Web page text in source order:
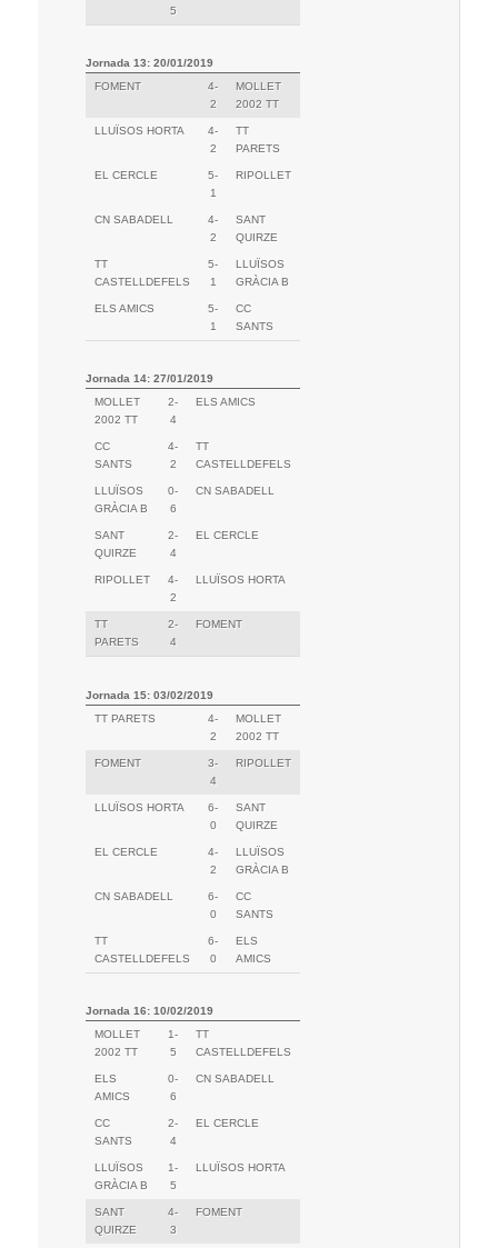
5
Jornada 13: 20/01/2019
FOMENT
4-
2
MOLLET
2002 TT
LLUÏSOS HORTA
4-
2
TT
PARETS
EL CERCLE
5-
1
RIPOLLET
CN SABADELL
4-
2
SANT
QUIRZE
TT
CASTELLDEFELS
5-
1
LLUÏSOS
GRÀCIA B
ELS AMICS
5-
1
CC
SANTS
Jornada 14: 27/01/2019
MOLLET
2002 TT
2-
4
ELS AMICS
CC
SANTS
4-
2
TT
CASTELLDEFELS
LLUÏSOS
GRÀCIA B
0-
6
CN SABADELL
SANT
QUIRZE
2-
4
EL CERCLE
RIPOLLET
4-
2
LLUÏSOS HORTA
TT
PARETS
2-
4
FOMENT
Jornada 15: 03/02/2019
TT PARETS
4-
2
MOLLET
2002 TT
FOMENT
3-
4
RIPOLLET
LLUÏSOS HORTA
6-
0
SANT
QUIRZE
EL CERCLE
4-
2
LLUÏSOS
GRÀCIA B
CN SABADELL
6-
0
CC
SANTS
TT
CASTELLDEFELS
6-
0
ELS
AMICS
Jornada 16: 10/02/2019
MOLLET
2002 TT
1-
5
TT
CASTELLDEFELS
ELS
AMICS
0-
6
CN SABADELL
CC
SANTS
2-
4
EL CERCLE
LLUÏSOS
GRÀCIA B
1-
5
LLUÏSOS HORTA
SANT
QUIRZE
4-
3
FOMENT